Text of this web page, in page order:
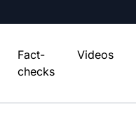
Fact-
checks
Videos